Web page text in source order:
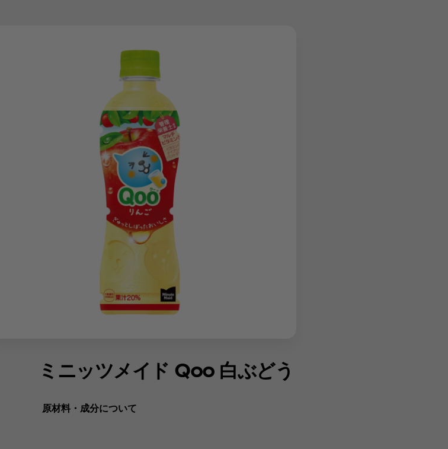
ミニッツメイド Qoo 白ぶどう
原材料・成分について